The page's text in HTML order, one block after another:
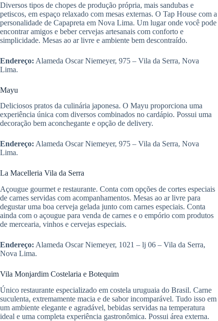
Diversos tipos de chopes de produção própria, mais sandubas e
petiscos, em espaço relaxado com mesas externas. O Tap House com a
personalidade de Capapreta em Nova Lima. Um lugar onde você pode
encontrar amigos e beber cervejas artesanais com conforto e
simplicidade. Mesas ao ar livre e ambiente bem descontraído.
Endereço: Alameda Oscar Niemeyer, 975 – Vila da Serra, Nova
Lima.
Mayu
Deliciosos pratos da culinária japonesa. O Mayu proporciona uma
experiência única com diversos combinados no cardápio. Possui uma
decoração bem aconchegante e opção de delivery.
Endereço: Alameda Oscar Niemeyer, 975 – Vila da Serra, Nova
Lima.
La Macelleria Vila da Serra
Açougue gourmet e restaurante. Conta com opções de cortes especiais
de carnes servidas com acompanhamentos. Mesas ao ar livre para
degustar uma boa cerveja gelada junto com carnes especiais. Conta
ainda com o açougue para venda de carnes e o empório com produtos
de mercearia, vinhos e cervejas especiais.
Endereço: Alameda Oscar Niemeyer, 1021 – lj 06 – Vila da Serra,
Nova Lima.
Vila Monjardim Costelaria e Botequim
Único restaurante especializado em costela uruguaia do Brasil. Carne
suculenta, extremamente macia e de sabor incomparável. Tudo isso em
um ambiente elegante e agradável, bebidas servidas na temperatura
ideal e uma completa experiência gastronômica. Possui área externa.